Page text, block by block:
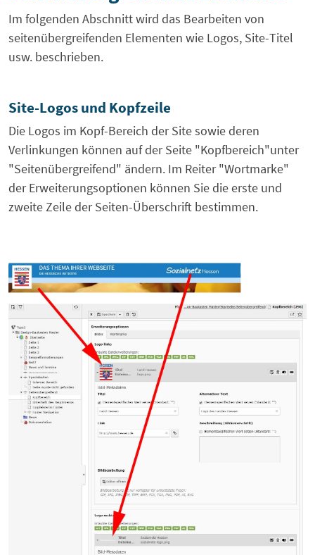
Im folgenden Abschnitt wird das Bearbeiten von
seitenübergreifenden Elementen wie Logos, Site-Titel
usw. beschrieben.
Site-Logos und Kopfzeile
Die Logos im Kopf-Bereich der Site sowie deren
Verlinkungen können auf der Seite "Kopfbereich"unter
"Seitenübergreifend" ändern. Im Reiter "Wortmarke"
der Erweiterungsoptionen können Sie die erste und
zweite Zeile der Seiten-Überschrift bestimmen.